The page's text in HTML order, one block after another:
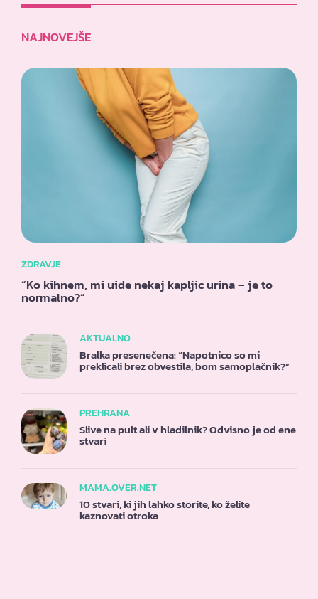
NAJNOVEJŠE
ZDRAVJE
“Ko kihnem, mi uide nekaj kapljic urina – je to
normalno?”
AKTUALNO
Bralka presenečena: “Napotnico so mi
preklicali brez obvestila, bom samoplačnik?”
PREHRANA
Slive na pult ali v hladilnik? Odvisno je od ene
stvari
MAMA.OVER.NET
10 stvari, ki jih lahko storite, ko želite
kaznovati otroka